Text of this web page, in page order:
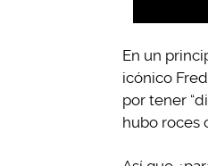
En un
icónico
por tener
hubo roces